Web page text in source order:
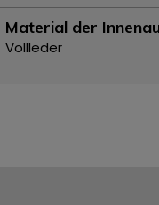
Material der
Vollleder